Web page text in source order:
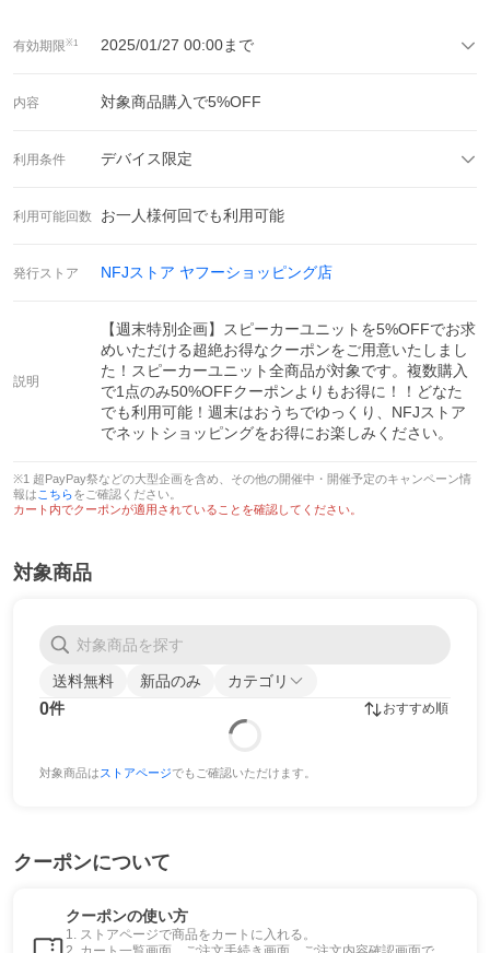
有効期限※1 2025/01/27 00:00まで
内容 対象商品購入で5%OFF
利用条件 デバイス限定
利用可能回数 お一人様何回でも利用可能
発行ストア NFJストア ヤフーショッピング店
説明
【週末特別企画】スピーカーユニットを5%OFFでお求
めいただける超絶お得なクーポンをご用意いたしまし
た！スピーカーユニット全商品が対象です。複数購入
で1点のみ50%OFFクーポンよりもお得に！！どなた
でも利用可能！週末はおうちでゆっくり、NFJストア
でネットショッピングをお得にお楽しみください。
※1 超PayPay祭などの大型企画を含め、その他の開催中・開催予定のキャンペーン情
報は こちらをご確認ください。
カート内でクーポンが適用されていることを確認してください。
対象商品
送料無料 新品のみ カテゴリ
0件 おすすめ順
対象商品はストアページでもご確認いただけます。
クーポンについて
クーポンの使い方
1. ストアページで商品をカートに入れる。